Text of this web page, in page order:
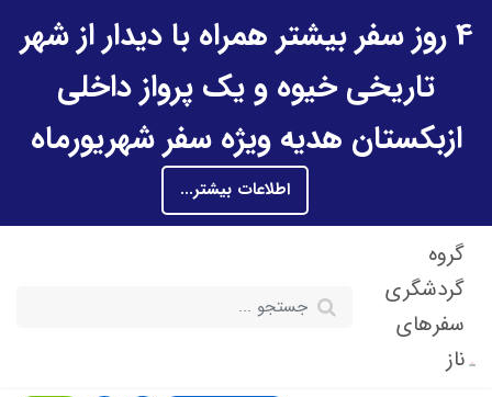
4 روز سفر بیشتر همراه با دیدار از شهر
تاریخی خیوه و یک پرواز داخلی
ازبکستان هدیه ویژه سفر شهریورماه
اطلاعات بیشتر...
گروه
گردشگری
سفرهای
ناز